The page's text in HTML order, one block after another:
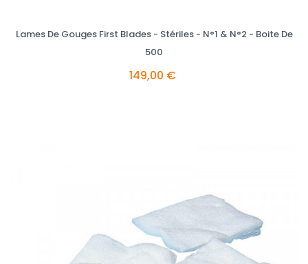
Lames De Gouges First Blades - Stériles - N°1 & N°2 - Boite De
500
149,00 €